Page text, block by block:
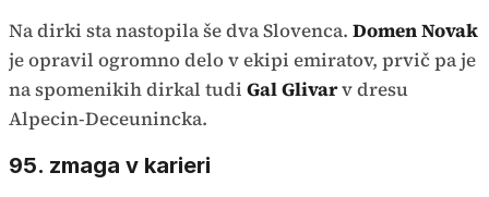
Na dirki sta nastopila še dva Slovenca. Domen Novak
je opravil ogromno delo v ekipi emiratov, prvič pa je
na spomenikih dirkal tudi Gal Glivarv dresu
Alpecin-Deceunincka.
95. zmaga v karieri